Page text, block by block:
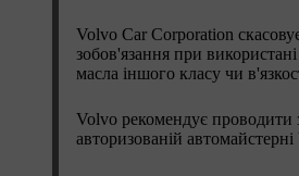
Volvo Car Corporation скасовує
зобов'язання при
масла іншого класу чи
Volvo рекомендує проводити
авторизованій